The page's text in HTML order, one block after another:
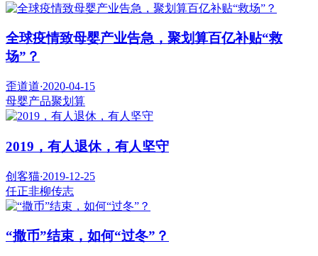
全球疫情致母婴产业告急，聚划算百亿补贴“救
场”？
歪道道·2020-04-15
母婴产品聚划算
2019，有人退休，有人坚守
创客猫·2019-12-25
任正非柳传志
“撒币”结束，如何“过冬”？